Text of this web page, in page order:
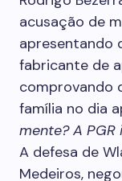
acusação de
apresentando
fabricante de
comprovando
família no dia
mente? A
A defesa de
Medeiros,